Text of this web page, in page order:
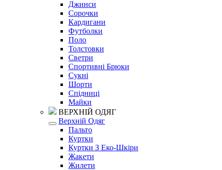
Джинси
Сорочки
Кардигани
Футболки
Поло
Толстовки
Светри
Спортивні Брюки
Сукні
Шорти
Спідниці
Майки
ВЕРХНІЙ ОДЯГ
Верхній Одяг
Пальто
Куртки
Куртки З Еко-Шкіри
Жакети
Жилети